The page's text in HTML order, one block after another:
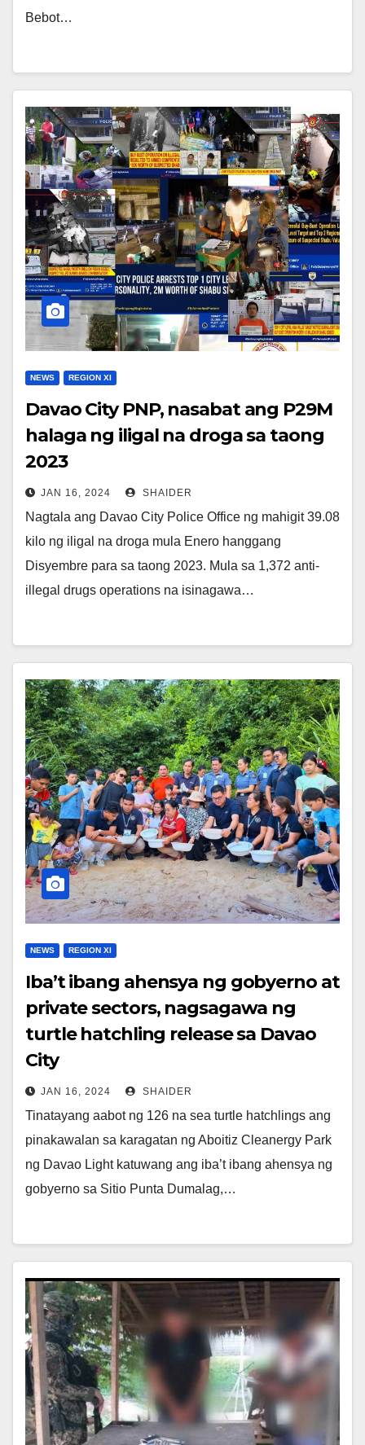
Bebot…
NEWS REGION XI
Davao City PNP, nasabat ang P29M
halaga ng iligal na droga sa taong
2023
JAN 16, 2024 SHAIDER
Nagtala ang Davao City Police Office ng mahigit 39.08
kilo ng iligal na droga mula Enero hanggang
Disyembre para sa taong 2023. Mula sa 1,372 anti-
illegal drugs operations na isinagawa…
NEWS REGION XI
Iba’t ibang ahensya ng gobyerno at
private sectors, nagsagawa ng
turtle hatchling release sa Davao
City
JAN 16, 2024 SHAIDER
Tinatayang aabot ng 126 na sea turtle hatchlings ang
pinakawalan sa karagatan ng Aboitiz Cleanergy Park
ng Davao Light katuwang ang iba’t ibang ahensya ng
gobyerno sa Sitio Punta Dumalag,…